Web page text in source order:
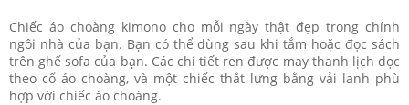
Chiếc áo choàng kimono cho mỗi ngày thật đẹp trong chính
ngôi nhà của bạn. Bạn có thể dùng sau khi tắm hoặc đọc sách
trên ghế sofa của bạn. Các chi tiết ren được may thanh lịch dọc
theo cổ áo choàng, và một chiếc thắt lưng bằng vải lanh phù
hợp với chiếc áo choàng.